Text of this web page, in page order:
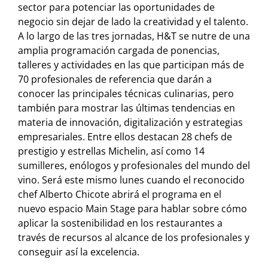
sector para potenciar las oportunidades de
negocio sin dejar de lado la creatividad y el talento.
A lo largo de las tres jornadas, H&T se nutre de una
amplia programación cargada de ponencias,
talleres y actividades en las que participan más de
70 profesionales de referencia que darán a
conocer las principales técnicas culinarias, pero
también para mostrar las últimas tendencias en
materia de innovación, digitalización y estrategias
empresariales. Entre ellos destacan 28 chefs de
prestigio y estrellas Michelin, así como 14
sumilleres, enólogos y profesionales del mundo del
vino. Será este mismo lunes cuando el reconocido
chef Alberto Chicote abrirá el programa en el
nuevo espacio Main Stage para hablar sobre cómo
aplicar la sostenibilidad en los restaurantes a
través de recursos al alcance de los profesionales y
conseguir así la excelencia.